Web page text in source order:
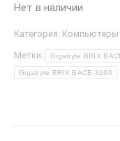
Нет в наличии
Категория: Компьютеры
Метки: Gigabyte BRIX
Gigabyte BRIX BACE-3160